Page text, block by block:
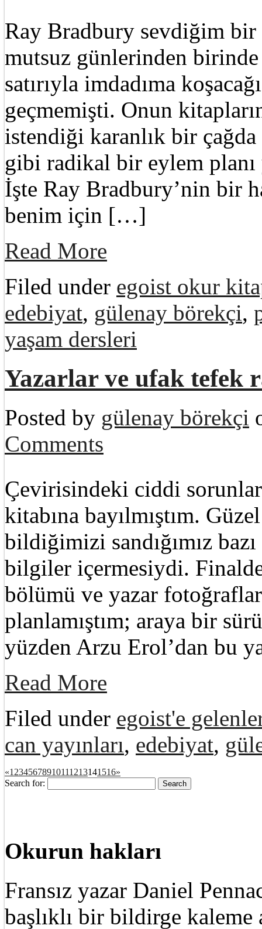
Ray Bradbury sevdiğim bir
mutsuz günlerinden birinde
satırıyla imdadıma
geçmemişti. Onun
istendiği karanlık bir
gibi radikal bir eylem planı
İşte Ray Bradbury’nin bir
benim için […]
Read More
Filed under egoist okur
edebiyat, gülenay börekçi,
yaşam dersleri
Yazarlar ve ufak tefek
Posted by gülenay börekçi
Comments
Çevirisindeki ciddi
kitabına bayılmıştım.
bildiğimizi sandığımız
bilgiler içermesiydi.
bölümü ve yazar
planlamıştım; araya bir
yüzden Arzu Erol’dan bu
Read More
Filed under egoist'e
can yayınları, edebiyat,
«1 2345678910111213141516»
Search for:
Okurun hakları
Fransız yazar Daniel
başlıklı bir bildirge kaleme